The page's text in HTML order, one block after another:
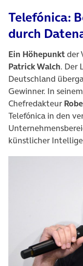
Telefónica:
durch
Ein Höhepunktder
Patrick Walch. Der
Deutschland
Gewinner. In
Chefredakteur
Telefónica in den
künstlicher